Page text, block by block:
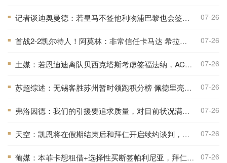
■ 记者谈迪奥曼德：若皇马不签他利物浦巴黎也会签，但他不值1亿欧 07-26
■ 首战2-2凯尔特人！阿莫林：非常信任卡马达 希拉有不适但问题不大 07-26
■ 土媒：若恩迪迪离队贝西克塔斯考虑签福法纳，AC米兰要价2000万欧 07-26
■ 苏超综述：无锡客胜苏州暂时领跑积分榜 佩德里亮相苏超并开球 07-26
■ 弗洛因德：我们的引援要追求质量，对目前状况满意&不会有大变动 07-26
■ 天空：凯恩将在假期结束后和拜仁开启续约谈判，他对现状很放松 07-26
■ 葡媒：本菲卡想租借+选择性买断签帕利尼亚，拜仁倾向强制性买断 07-26